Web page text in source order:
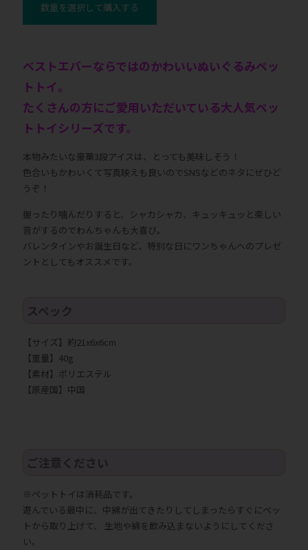
数量を選択して購入する
ベストエバーならではのかわいいぬいぐるみペッ
トトイ。
たくさんの方にご愛用いただいている大人気ペッ
トトイシリーズです。
本物みたいな豪華3段アイスは、とっても美味しそう！
色合いもかわいくて写真映えも良いのでSNSなどのネタにぜひど
うぞ！
握ったり噛んだりすると、シャカシャカ、キュッキュッと楽しい
音がするのでわんちゃんも大喜び。
バレンタインやお誕生日など、特別な日にワンちゃんへのプレゼ
ントとしてもオススメです。
スペック
【サイズ】約21x6x6cm
【重量】40g
【素材】ポリエステル
【原産国】中国
ご注意ください
※ペットトイは消耗品です。
遊んでいる最中に、中綿が出てきたりしてしまったらすぐにペッ
トから取り上げて、 生地や綿を飲み込まないようにしてくださ
い。